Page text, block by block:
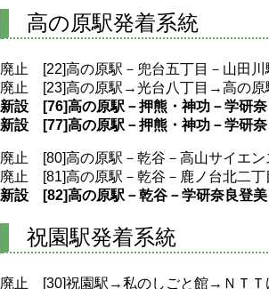
高の原駅発着系統
廃止 [22]高の原駅－兜台五丁目－山田川
廃止 [23]高の原駅→光台八丁目→高の原
新設 [76]高の原駅－押熊・神功－学研奈
新設 [77]高の原駅－押熊・神功－学研奈
廃止 [80]高の原駅－乾谷－高山サイエン
廃止 [81]高の原駅－乾谷－鹿ノ台北二丁
新設 [82]高の原駅－乾谷－学研奈良登
祝園駅発着系統
廃止 [30]祝園駅→私のしごと館→ＮＴＴ